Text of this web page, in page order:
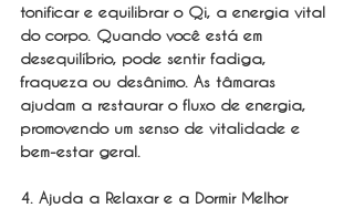
tonificar e equilibrar o Qi, a energia vital
do corpo. Quando você está em
desequilíbrio, pode sentir fadiga,
fraqueza ou desânimo. As tâmaras
ajudam a restaurar o fluxo de energia,
promovendo um senso de vitalidade e
bem-estar geral.
4. Ajuda a Relaxar e a Dormir Melhor